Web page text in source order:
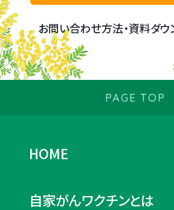
お問い合わせ方法・資料ダウ
PAGE TOP
HOME
自家がんワクチンとは